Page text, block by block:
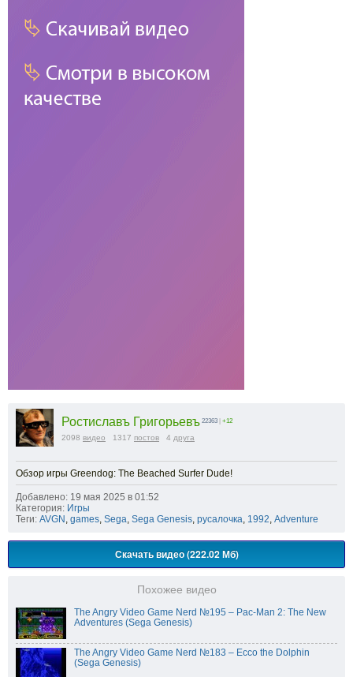
Ростиславъ Григорьевъ 22363 | +12
2098 видео 1317 постов 4 друга
Обзор игры Greendog: The Beached Surfer Dude!
Добавлено: 19 мая 2025 в 01:52
Категория: Игры
Теги: AVGN games Sega Sega Genesis русалочка 1992 Adventure
Скачать видео (222.02 Мб)
Похожее видео
The Angry Video Game Nerd №195 – Pac-Man 2: The New
Adventures (Sega Genesis)
The Angry Video Game Nerd №183 – Ecco the Dolphin
(Sega Genesis)